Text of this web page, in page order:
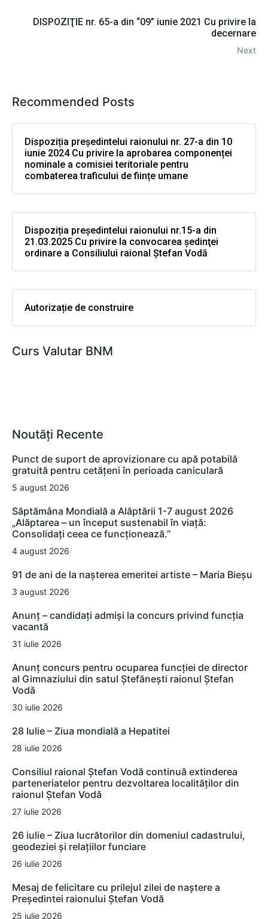
DISPOZIŢIE nr. 65-a din “09” iunie 2021 Cu privire la
decernare
Next
Recommended Posts
Dispoziția președintelui raionului nr. 27-a din 10
iunie 2024 Cu privire la aprobarea componenței
nominale a comisiei teritoriale pentru
combaterea traficului de ființe umane
Dispoziția președintelui raionului nr.15-a din
21.03.2025 Cu privire la convocarea şedinţei
ordinare a Consiliului raional Ştefan Vodă
Autorizație de construire
Curs Valutar BNM
Noutăți Recente
Punct de suport de aprovizionare cu apă potabilă
gratuită pentru cetățeni în perioada caniculară
5 august 2026
Săptămâna Mondială a Alăptării 1-7 august 2026
„Alăptarea – un început sustenabil în viață:
Consolidați ceea ce funcționează.”
4 august 2026
91 de ani de la nașterea emeritei artiste – Maria Bieșu
3 august 2026
Anunț – candidați admiși la concurs privind funcția
vacantă
31 iulie 2026
Anunț concurs pentru ocuparea funcției de director
al Gimnaziului din satul Ștefănești raionul Ștefan
Vodă
30 iulie 2026
28 Iulie – Ziua mondială a Hepatitei
28 iulie 2026
Consiliul raional Ștefan Vodă continuă extinderea
parteneriatelor pentru dezvoltarea localităților din
raionul Ștefan Vodă
27 iulie 2026
26 iulie – Ziua lucrătorilor din domeniul cadastrului,
geodeziei și relațiilor funciare
26 iulie 2026
Mesaj de felicitare cu prilejul zilei de naștere a
Președintei raionului Ștefan Vodă
25 iulie 2026